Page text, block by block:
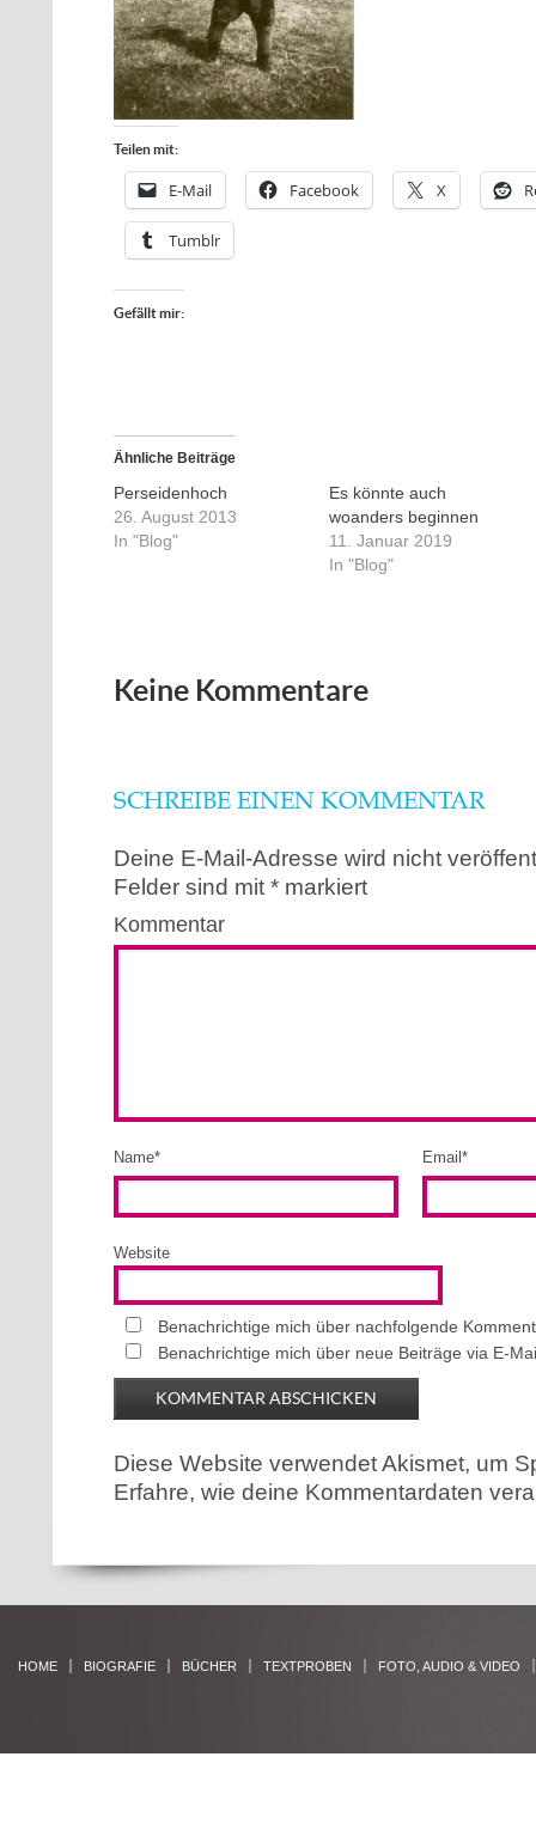
Teilen mit:
E-Mail Facebook X
Tumblr
Gefällt mir:
Ähnliche Beiträge
Perseidenhoch
26. August 2013
In "Blog"
Es könnte auch
woanders beginnen
11. Januar 2019
In "Blog"
Keine Kommentare
SCHREIBE EINEN KOMMENTAR
Deine E-Mail-Adresse wird nicht
Felder sind mit * markiert
Kommentar
Name* Email *
Website
Benachrichtige mich über nachfolgende
Benachrichtige mich über neue Beiträge via E-
Diese Website verwendet Akismet, um
Erfahre, wie deine Kommentardaten
HOME BIOGRAFIE BÜCHER TEXTPROBEN FOTO, AUDIO & VIDEO